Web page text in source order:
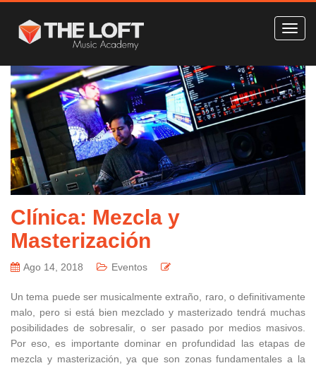
Clínica: Mezcla y
Masterización
Ago 14, 2018 Eventos
Un tema puede ser musicalmente extraño, raro, o definitivamente
malo, pero si está bien mezclado y masterizado tendrá muchas
posibilidades de sobresalir, o ser pasado por medios masivos.
Por eso, es importante dominar en profundidad las etapas de
mezcla y masterización, ya que son zonas fundamentales a la